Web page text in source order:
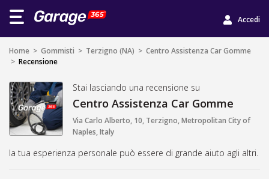
Accedi
Home > Gommisti > Terzigno (NA) > Centro Assistenza Car Gomme
> Recensione
Stai lasciando una recensione su
Centro Assistenza Car Gomme
Via Carlo Alberto, 10, Terzigno, Metropolitan City of
Naples, Italy
la tua esperienza personale può essere di grande aiuto agli altri.